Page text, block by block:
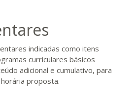
indicadas como itens
curriculares básicos
adicional e cumulativo, para
proposta.